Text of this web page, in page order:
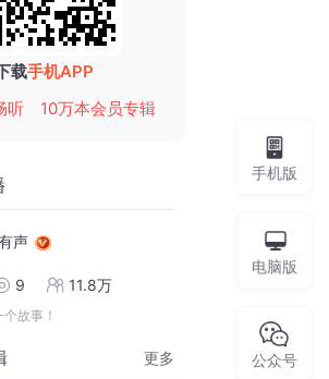
载手机APP
听
10万本会员专辑
声
9 11.8万
故事！
更多
手机版
电脑版
公众号